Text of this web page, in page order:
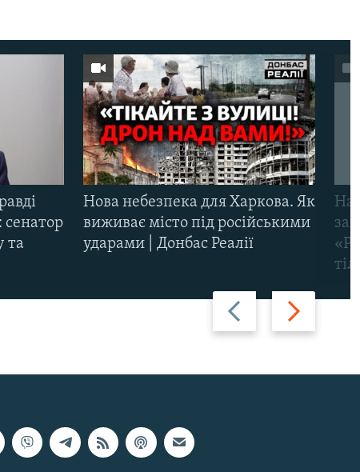
Назад Вперед
сенатор
та
Нова небезпека для Харкова. Як
виживає місто під російськими
ударами | Донбас Реалії